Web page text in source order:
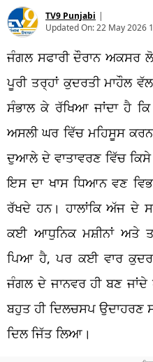
TV9 Punjabi |
Updated On:22 May 2026
ਜੰਗਲ ਸਫਾਰੀ ਦੌਰਾਨ ਅਕਸਰ
ਪੂਰੀ ਤਰ੍ਹਾਂ ਕੁਦਰਤੀ ਮਾਹੌਲ
ਸੰਭਾਲ ਕੇ ਰੱਖਿਆ ਜਾਂਦਾ ਹੈ
ਅਸਲੀ ਘਰ ਵਿੱਚ ਮਹਿਸੂਸ
ਦੁਆਲੇ ਦੇ ਵਾਤਾਵਰਣ ਵਿੱਚ ਕਿਸੇ
ਇਸ ਦਾ ਖਾਸ ਧਿਆਨ ਵਣ
ਰੱਖਦੇ ਹਨ। ਹਾਲਾਂਕਿ ਅੱਜ ਦੇ
ਕਈ ਆਧੁਨਿਕ ਮਸ਼ੀਨਾਂ ਅਤੇ
ਪਿਆ ਹੈ, ਪਰ ਕਈ ਵਾਰ
ਜੰਗਲ ਦੇ ਜਾਨਵਰ ਹੀ ਬਣ
ਬਹੁਤ ਹੀ ਦਿਲਚਸਪ
ਦਿਲ ਜਿੱਤ ਲਿਆ।